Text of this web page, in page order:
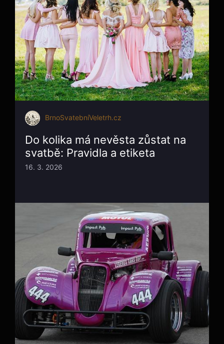
BrnoSvatebníVeletrh.cz
Do kolika má nevěsta zůstat na
svatbě: Pravidla a etiketa
16. 3. 2026